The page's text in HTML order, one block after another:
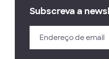
Subscreva a